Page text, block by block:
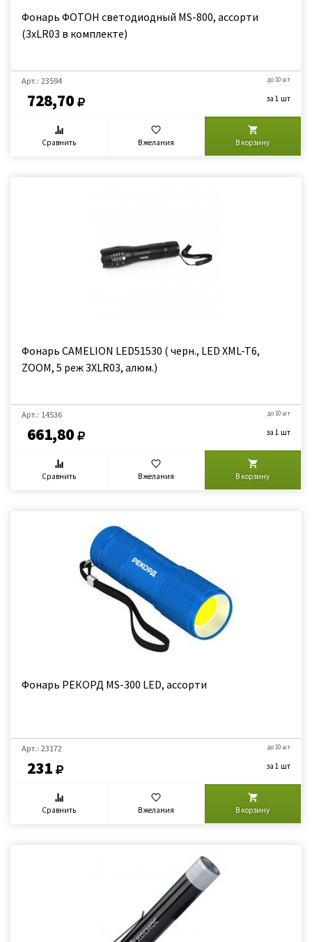
Фонарь ФОТОН светодиодный MS-800, ассорти
(3хLR03 в комплекте)
Арт.: 23594
728,70
до 10 шт
за 1 шт
Сравнить В желания В корзину
Фонарь CAMELION LED51530 ( черн., LED XML-T6,
ZOOM, 5 реж 3XLR03, алюм.)
Арт.: 14536
661,80
до 10 шт
за 1 шт
Сравнить В желания В корзину
Фонарь РЕКОРД MS-300 LED, ассорти
Арт.: 23172
231
до 10 шт
за 1 шт
Сравнить В желания В корзину